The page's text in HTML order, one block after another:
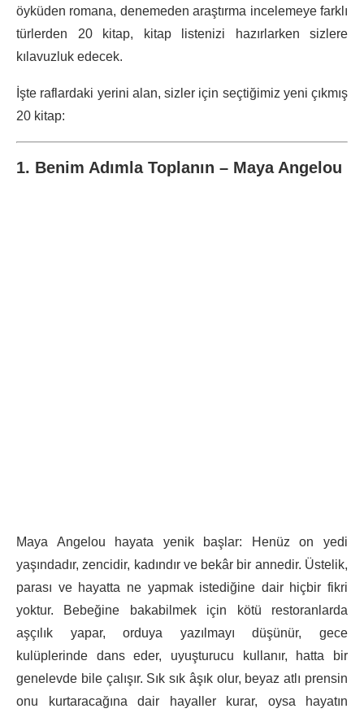
öyküden romana, denemeden araştırma incelemeye farklı
türlerden 20 kitap, kitap listenizi hazırlarken sizlere
kılavuzluk edecek.
İşte raflardaki yerini alan, sizler için seçtiğimiz yeni çıkmış
20 kitap:
1. Benim Adımla Toplanın – Maya Angelou
Maya Angelou hayata yenik başlar: Henüz on yedi
yaşındadır, zencidir, kadındır ve bekâr bir annedir. Üstelik,
parası ve hayatta ne yapmak istediğine dair hiçbir fikri
yoktur. Bebeğine bakabilmek için kötü restoranlarda
aşçılık yapar, orduya yazılmayı düşünür, gece
kulüplerinde dans eder, uyuşturucu kullanır, hatta bir
genelevde bile çalışır. Sık sık âşık olur, beyaz atlı prensin
onu kurtaracağına dair hayaller kurar, oysa hayatın